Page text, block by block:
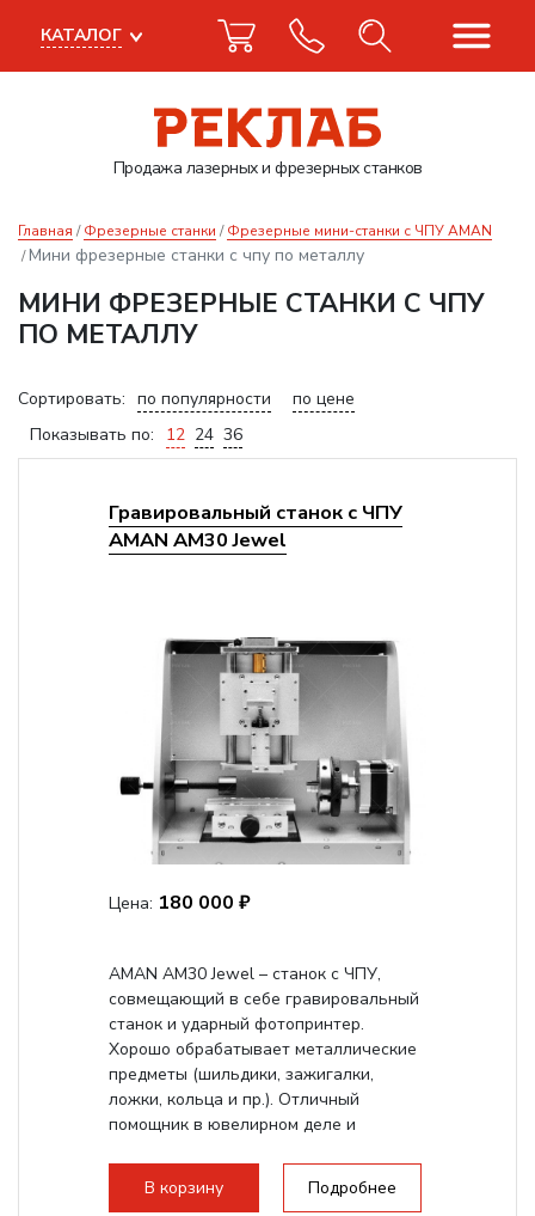
Продажа лазерныхи фрезерных станков
КАТАЛОГ
Главная Фрезерные станки Фрезерные мини-станки с ЧПУ AMAN
Мини фрезерные станки с чпу по металлу
МИНИ ФРЕЗЕРНЫЕ СТАНКИ С ЧПУ
ПО МЕТАЛЛУ
Сортировать: по популярности
по цене
Показывать по:
12 24 36
Гравировальный станок с ЧПУ
AMAN AM30 Jewel
Цена: 180 000 ₽
AMAN AM30 Jewel – станок с ЧПУ,
совмещающий в себе гравировальный
станок и ударный фотопринтер.
Хорошо обрабатывает металлические
предметы (шильдики, зажигалки,
ложки, кольца и пр.). Отличный
помощник в ювелирном деле и
В корзину
Подробнее